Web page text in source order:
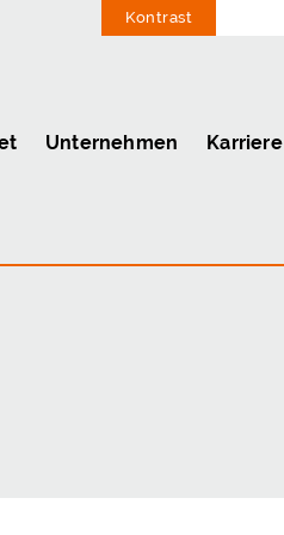
Kontrast
Unternehmen Karriere